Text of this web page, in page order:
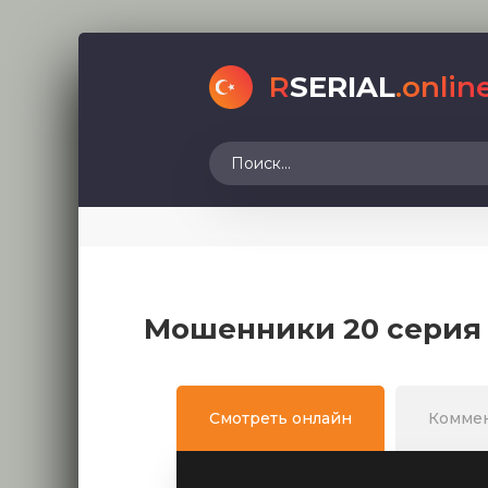
RSERIAL
Мошенники 20 серия
Смотреть онлайн